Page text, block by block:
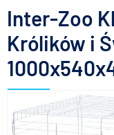
Inter-Zoo
Królików i